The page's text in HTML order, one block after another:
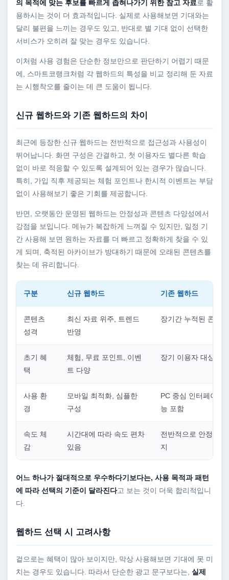
의 목적에 맞는 후보를 빠르게 좁혀나가기 위한 참고 자료로 활
용하시는 것이 더 효과적입니다. 실제로 사용해보면 기대와는
달리 불편을 느끼는 경우도 있고, 반대로 별 기대 없이 선택한
서비스가 오히려 잘 맞는 경우도 있습니다.
이처럼 사용 경험은 단순한 정보만으로 판단하기 어렵기 때문
에, 스마트코랭크처럼 각 웹하드의 특성을 비교 정리해 둔 자료
는 시행착오를 줄이는 데 큰 도움이 됩니다.
신규 웹하드와 기존 웹하드의 차이
최근에 등장한 신규 웹하드는 전반적으로 접근성과 사용성이
뛰어납니다. 화면 구성은 간결하고, 첫 이용자도 별다른 학습
없이 바로 적응할 수 있도록 설계되어 있는 경우가 많습니다.
특히, 가입 직후 제공되는 체험 포인트나 한시적 이벤트는 부담
없이 사용해보기 좋은 기회를 제공합니다.
반면, 오랫동안 운영된 웹하드는 안정성과 콘텐츠 다양성에서
강점을 보입니다. 메뉴가 복잡하게 느껴질 수 있지만, 일정 기
간 사용해 보면 원하는 자료를 더 빠르고 정확하게 찾을 수 있
게 되며, 축적된 아카이브가 방대하기 때문에 오래된 콘텐츠를
찾는 데 유리합니다.
구분 신규 웹하드 기존 웹하드
콘텐츠
성격
최신 자료 위주, 트렌드
반영
장기간 누적된 콘텐
초기 혜
택
체험, 무료 포인트, 이벤
트 다양
장기 이용자 대상 혜
사용 환
경
모바일 최적화, 심플한
구성
PC 중심 인터페이스,
능 포함
속도 체
감
시간대에 따라 속도 편차
있음
전반적으로 안정적인
지
어느 하나가 절대적으로 우수하다기보다는, 사용 목적과 패턴
에 따라 선택의 기준이 달라진다고 보는 것이 더욱 합리적입니
다.
웹하드 선택 시 고려사항
겉으로는 혜택이 많아 보이지만, 막상 사용해보면 기대에 못 미
치는 경우도 있습니다. 따라서 단순한 광고 문구보다는, 실제